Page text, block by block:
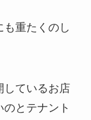
重たくのし
しているお店
とテナント